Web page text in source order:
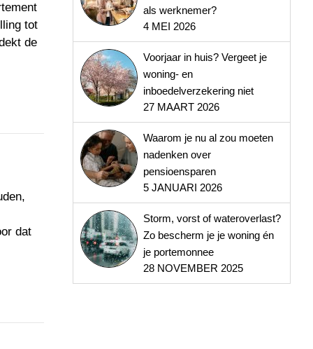
tot
de
dat
als werknemer?
4 MEI 2026
Voorjaar in huis? Vergeet je
woning- en
inboedelverzekering niet
27 MAART 2026
Waarom je nu al zou moeten
nadenken over
pensioensparen
5 JANUARI 2026
Storm, vorst of wateroverlast?
Zo bescherm je je woning én
je portemonnee
28 NOVEMBER 2025